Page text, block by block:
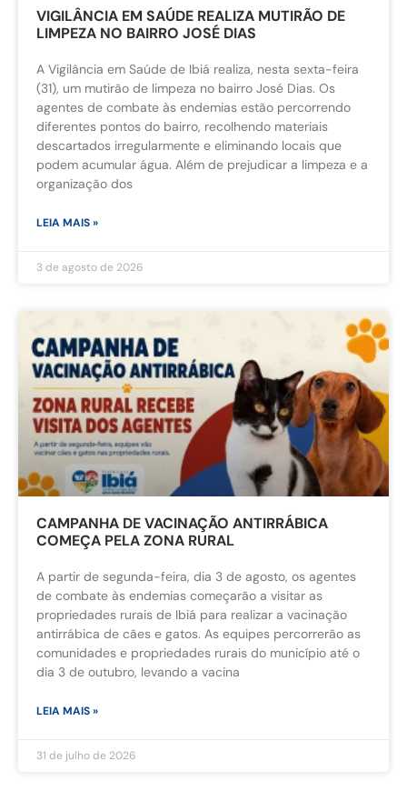
VIGILÂNCIA EM SAÚDE REALIZA MUTIRÃO DE
LIMPEZA NO BAIRRO JOSÉ DIAS
A Vigilância em Saúde de Ibiá realiza, nesta sexta-feira
(31), um mutirão de limpeza no bairro José Dias. Os
agentes de combate às endemias estão percorrendo
diferentes pontos do bairro, recolhendo materiais
descartados irregularmente e eliminando locais que
podem acumular água. Além de prejudicar a limpeza e a
organização dos
LEIA MAIS »
3 de agosto de 2026
CAMPANHA DE VACINAÇÃO ANTIRRÁBICA
COMEÇA PELA ZONA RURAL
A partir de segunda-feira, dia 3 de agosto, os agentes
de combate às endemias começarão a visitar as
propriedades rurais de Ibiá para realizar a vacinação
antirrábica de cães e gatos. As equipes percorrerão as
comunidades e propriedades rurais do município até o
dia 3 de outubro, levando a vacina
LEIA MAIS »
31 de julho de 2026